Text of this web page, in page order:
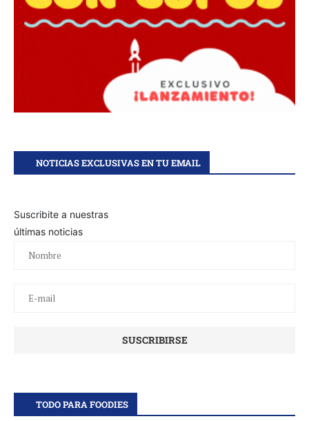
NOTICIAS EXCLUSIVAS EN TU EMAIL
Suscribite a nuestras
últimas noticias
TODO PARA FOODIES